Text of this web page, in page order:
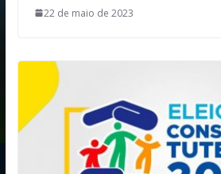
22 de maio de 2023